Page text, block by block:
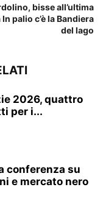
bisse all’ultima
palio c’è la Bandiera
del lago
2026, quattro
per i...
conferenza su
e mercato nero